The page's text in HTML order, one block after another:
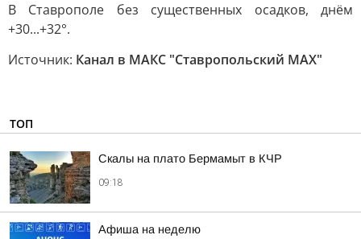
В Ставрополе без существенных осадков, днём
+30...+32°.
Источник: Канал в МАКС "Ставропольский MAX"
ТОП
Скалы на плато Бермамыт в КЧР
09:18
Афиша на неделю